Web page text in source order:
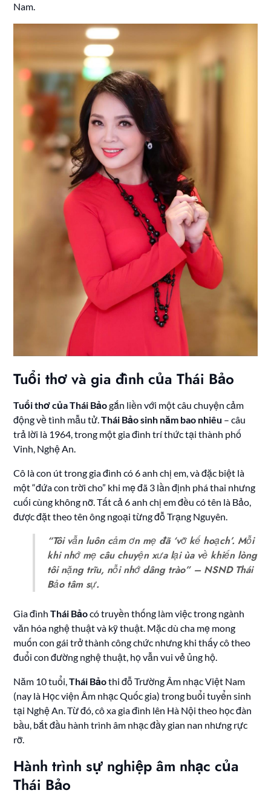
Nam.
Tuổi thơ và gia đình của Thái Bảo
Tuổi thơ của Thái Bảogắn liền với một câu chuyện cảm
động về tình mẫu tử.Thái Bảo sinh năm bao nhiêu – câu
trả lời là 1964, trong một gia đình trí thức tại thành phố
Vinh, Nghệ An.
Cô là con út trong gia đình có 6 anh chị em, và đặc biệt là
một “đứa con trời cho” khi mẹ đã 3 lần định phá thai nhưng
cuối cùng không nỡ. Tất cả 6 anh chị em đều có tên là Bảo,
được đặt theo tên ông ngoại từng đỗ Trạng Nguyên.
“Tôi vẫn luôn cảm ơn mẹ đã ‘vỡ kế hoạch’. Mỗi
khi nhớ mẹ câu chuyện xưa lại ùa về khiến lòng
tôi nặng trĩu, nỗi nhớ dâng trào” – NSND Thái
Bảo tâm sự.
Gia đìnhThái Bảocó truyền thống làm việc trong ngành
văn hóa nghệ thuật và kỹ thuật. Mặc dù cha mẹ mong
muốn con gái trở thành công chức nhưng khi thấy cô theo
đuổi con đường nghệ thuật, họ vẫn vui vẻ ủng hộ.
Năm 10 tuổi,Thái Bảothi đỗ Trường Âm nhạc Việt Nam
(nay là Học viện Âm nhạc Quốc gia) trong buổi tuyển sinh
tại Nghệ An. Từ đó, cô xa gia đình lên Hà Nội theo học đàn
bầu, bắt đầu hành trình âm nhạc đầy gian nan nhưng rực
rỡ.
Hành trình sự nghiệp âm nhạc của
Thái Bảo